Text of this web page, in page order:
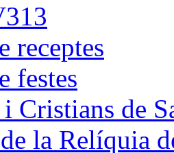
receptes
festes
Cristians de
la Relíquia